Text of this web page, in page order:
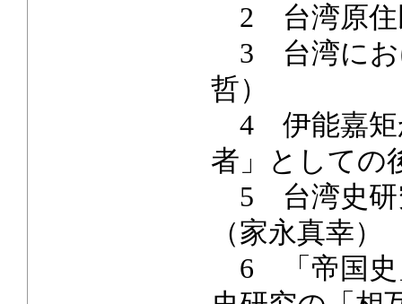
2 台湾原住
3 台湾にお
哲）
4 伊能嘉矩
者」として
5 台湾史研
（家永真幸）
6 「帝国史